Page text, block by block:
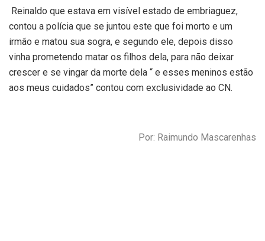
Reinaldo que estava em visível estado de embriaguez,
contou a polícia que se juntou este que foi morto e um
irmão e matou sua sogra, e segundo ele, depois disso
vinha prometendo matar os filhos dela, para não deixar
crescer e se vingar da morte dela “ e esses meninos estão
aos meus cuidados” contou com exclusividade ao CN.
Por: Raimundo Mascarenhas